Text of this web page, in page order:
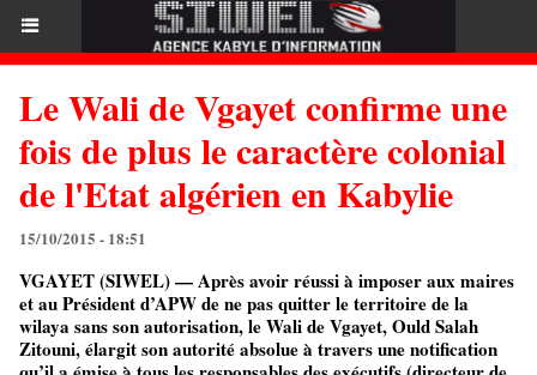
Le Wali de Vgayet confirme une
fois de plus le caractère colonial
de l'Etat algérien en Kabylie
15/10/2015 - 18:51
VGAYET (SIWEL) — Après avoir réussi à imposer aux maires
et au Président d’APW de ne pas quitter le territoire de la
wilaya sans son autorisation, le Wali de Vgayet, Ould Salah
Zitouni, élargit son autorité absolue à travers une notification